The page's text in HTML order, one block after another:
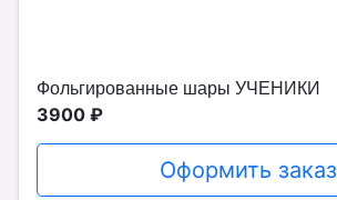
Фольгированные шары УЧЕНИКИ
3900 ₽
Оформить заказ